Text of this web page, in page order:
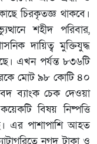
চিরকৃতজ্ঞ থাকবে।
শহীদ পরিবার,
দায়িত্ব মুক্তিযুদ্ধ
এখন পর্যন্ত ৮৩৬টি
মোট ৯৮ কোটি ৪০
ব্যাংক চেক দেওয়া
বিষয় নিষ্পত্তি
এর পাশাপাশি আহত